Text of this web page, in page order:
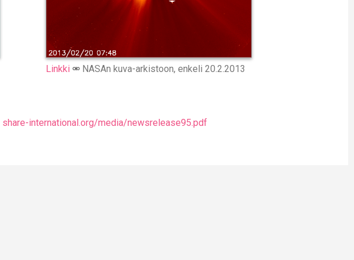
Linkki NASAn kuva-arkistoon, enkeli 20.2.2013
share-international.org/media/newsrelease95.pdf